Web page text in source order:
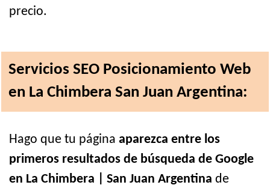
precio.
Servicios SEO Posicionamiento Web
en La Chimbera San Juan Argentina:
Hago que tu página aparezca entre los
primeros resultados de búsqueda de Google
en La Chimbera | San Juan Argentina de